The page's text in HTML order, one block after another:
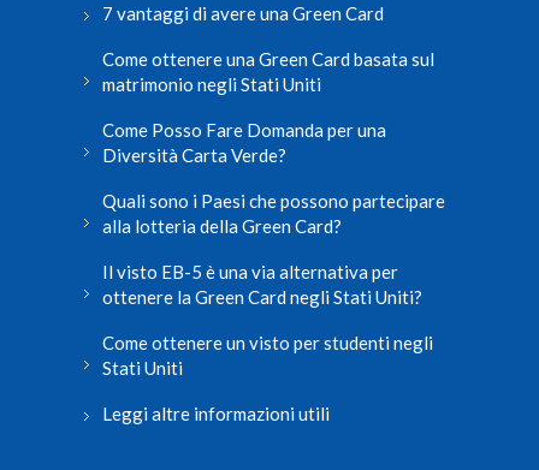
7 vantaggi di avere una Green Card
Come ottenere una Green Card basata sul
matrimonio negli Stati Uniti
Come Posso Fare Domanda per una
Diversità Carta Verde?
Quali sono i Paesi che possono partecipare
alla lotteria della Green Card?
Il visto EB-5 è una via alternativa per
ottenere la Green Card negli Stati Uniti?
Come ottenere un visto per studenti negli
Stati Uniti
Leggi altre informazioni utili